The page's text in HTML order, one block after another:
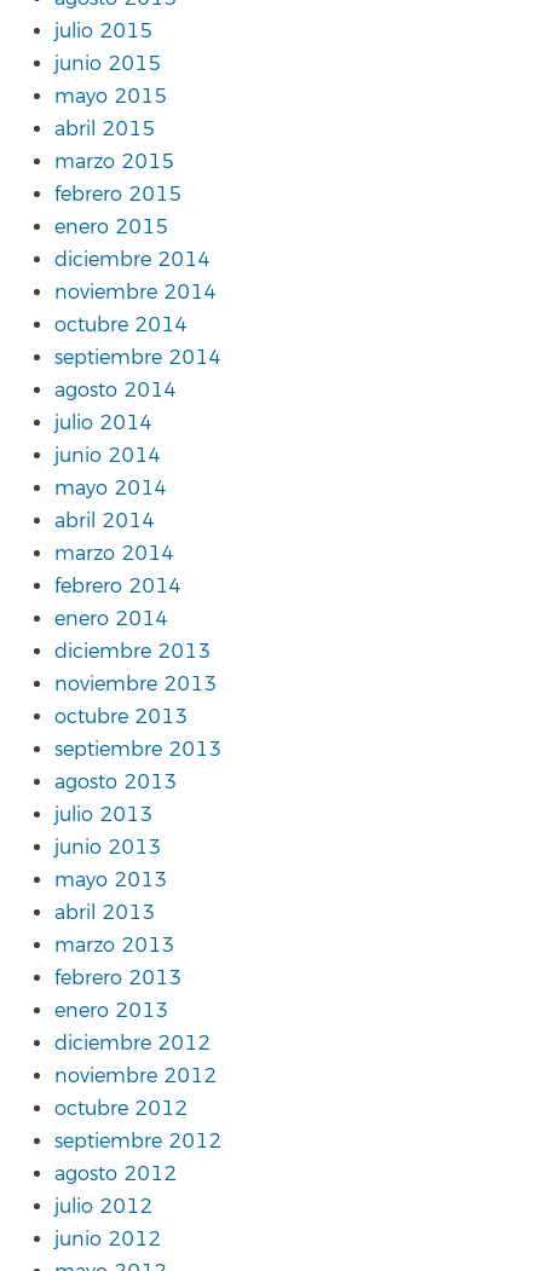
julio 2015
junio 2015
mayo 2015
abril 2015
marzo 2015
febrero 2015
enero 2015
diciembre 2014
noviembre 2014
octubre 2014
septiembre 2014
agosto 2014
julio 2014
junio 2014
mayo 2014
abril 2014
marzo 2014
febrero 2014
enero 2014
diciembre 2013
noviembre 2013
octubre 2013
septiembre 2013
agosto 2013
julio 2013
junio 2013
mayo 2013
abril 2013
marzo 2013
febrero 2013
enero 2013
diciembre 2012
noviembre 2012
octubre 2012
septiembre 2012
agosto 2012
julio 2012
junio 2012